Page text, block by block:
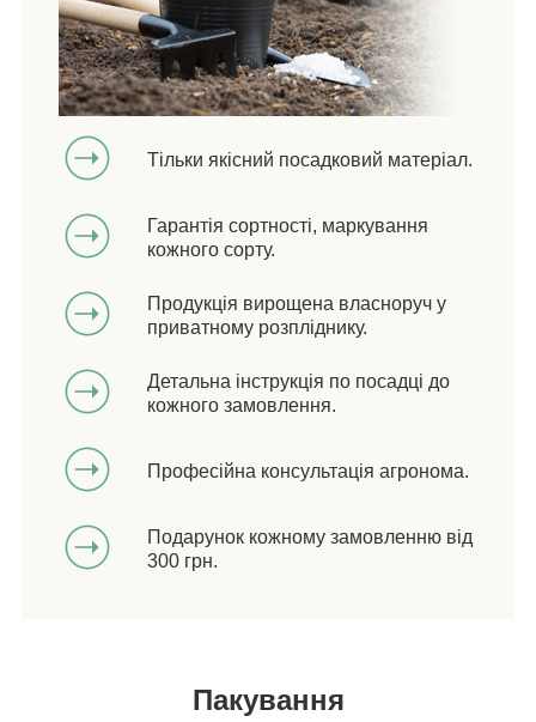
Тільки якісний посадковий матеріал.
Гарантія сортності, маркування
кожного сорту.
Продукція вирощена власноруч у
приватному розпліднику.
Детальна інструкція по посадці до
кожного замовлення.
Професійна консультація агронома.
Подарунок кожному замовленню від
300 грн.
Пакування